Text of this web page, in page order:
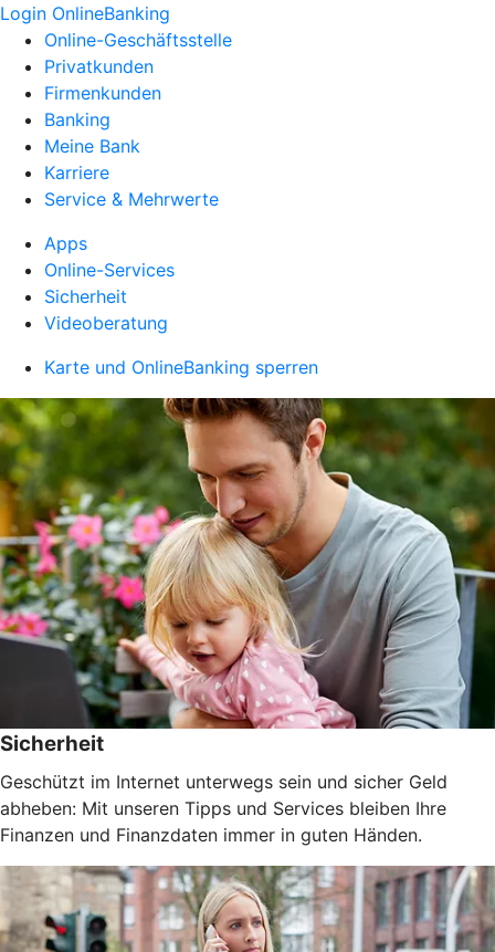
Login OnlineBanking
Online-Geschäftsstelle
Privatkunden
Firmenkunden
Banking
Meine Bank
Karriere
Service & Mehrwerte
Apps
Online-Services
Sicherheit
Videoberatung
Karte und OnlineBanking sperren
Sicherheit
Geschützt im Internet unterwegs sein und sicher Geld
abheben: Mit unseren Tipps und Services bleiben Ihre
Finanzen und Finanzdaten immer in guten Händen.